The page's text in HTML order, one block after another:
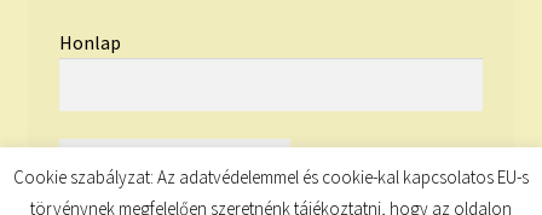
Honlap
Cookie szabályzat: Az adatvédelemmel és cookie-kal kapcsolatos EU-s
törvénynek megfelelően szeretnénk tájékoztatni, hogy az oldalon